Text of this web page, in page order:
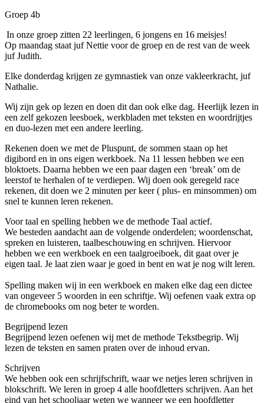
Groep 4b
In onze groep zitten 22 leerlingen, 6 jongens en 16 meisjes!
Op maandag staat juf Nettie voor de groep en de rest van de week
juf Judith.
Elke donderdag krijgen ze gymnastiek van onze vakleerkracht, juf
Nathalie.
Wij zijn gek op lezen en doen dit dan ook elke dag. Heerlijk lezen in
een zelf gekozen leesboek, werkbladen met teksten en woordrijtjes
en duo-lezen met een andere leerling.
Rekenen doen we met de Pluspunt, de sommen staan op het
digibord en in ons eigen werkboek. Na 11 lessen hebben we een
bloktoets. Daarna hebben we een paar dagen een ‘break’ om de
leerstof te herhalen of te verdiepen. Wij doen ook geregeld race
rekenen, dit doen we 2 minuten per keer ( plus- en minsommen) om
snel te kunnen leren rekenen.
Voor taal en spelling hebben we de methode Taal actief.
We besteden aandacht aan de volgende onderdelen; woordenschat,
spreken en luisteren, taalbeschouwing en schrijven. Hiervoor
hebben we een werkboek en een taalgroeiboek, dit gaat over je
eigen taal. Je laat zien waar je goed in bent en wat je nog wilt leren.
Spelling maken wij in een werkboek en maken elke dag een dictee
van ongeveer 5 woorden in een schriftje. Wij oefenen vaak extra op
de chromebooks om nog beter te worden.
Begrijpend lezen
Begrijpend lezen oefenen wij met de methode Tekstbegrip. Wij
lezen de teksten en samen praten over de inhoud ervan.
Schrijven
We hebben ook een schrijfschrift, waar we netjes leren schrijven in
blokschrift. We leren in groep 4 alle hoofdletters schrijven. Aan het
eind van het schooljaar weten we wanneer we een hoofdletter